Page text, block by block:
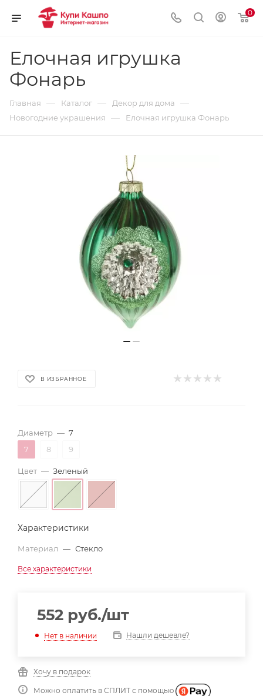
0
Елочная игрушка
Фонарь
Главная — Каталог — Декор для дома —
Новогодние украшения — Елочная игрушка Фонарь
В ИЗБРАННОЕ
Диаметр — 7
7
8 9
Цвет — Зеленый
Характеристики
Материал — Стекло
Все характеристики
552 руб./шт
Нет в наличии Нашли дешевле?
Хочу в подарок
Можно оплатить в СПЛИТ с помощью